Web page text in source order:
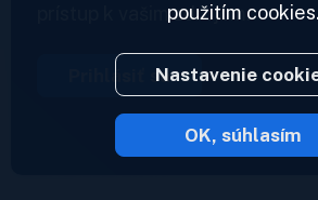
prístup k vašim zdrojom.
Prihlásiť sa
2023 © Inoreader
použitím cookies.
Nastavenie
OK, súhlasím